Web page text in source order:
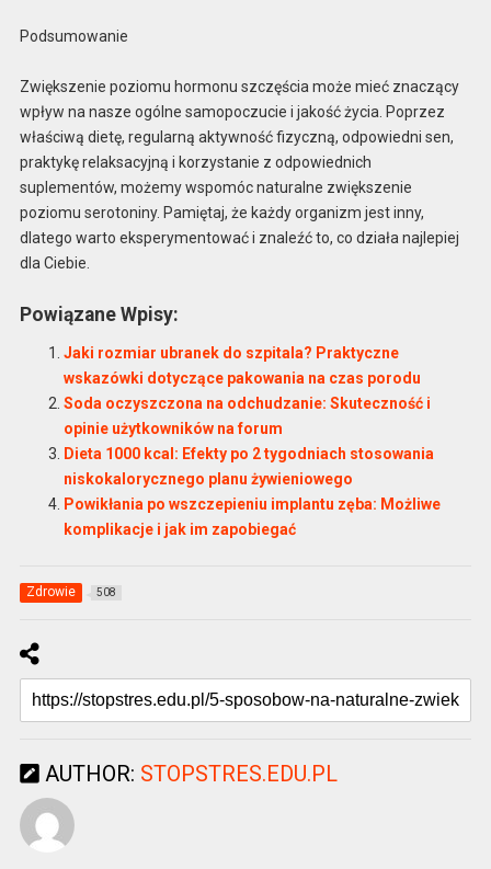
Podsumowanie
Zwiększenie poziomu hormonu szczęścia może mieć znaczący
wpływ na nasze ogólne samopoczucie i jakość życia. Poprzez
właściwą dietę, regularną aktywność fizyczną, odpowiedni sen,
praktykę relaksacyjną i korzystanie z odpowiednich
suplementów, możemy wspomóc naturalne zwiększenie
poziomu serotoniny. Pamiętaj, że każdy organizm jest inny,
dlatego warto eksperymentować i znaleźć to, co działa najlepiej
dla Ciebie.
Powiązane Wpisy:
Jaki rozmiar ubranek do szpitala? Praktyczne
wskazówki dotyczące pakowania na czas porodu
Soda oczyszczona na odchudzanie: Skuteczność i
opinie użytkowników na forum
Dieta 1000 kcal: Efekty po 2 tygodniach stosowania
niskokalorycznego planu żywieniowego
Powikłania po wszczepieniu implantu zęba: Możliwe
komplikacje i jak im zapobiegać
Zdrowie 508
AUTHOR: STOPSTRES.EDU.PL